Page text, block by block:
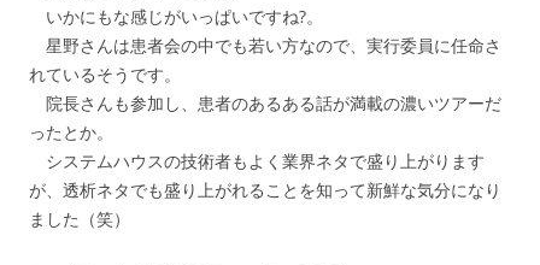
いかにもな感じがいっぱいですね?。
星野さんは患者会の中でも若い方なので、実行委員に任命さ
れているそうです。
院長さんも参加し、患者のあるある話が満載の濃いツアーだ
ったとか。
システムハウスの技術者もよく業界ネタで盛り上がります
が、透析ネタでも盛り上がれることを知って新鮮な気分になり
ました（笑）